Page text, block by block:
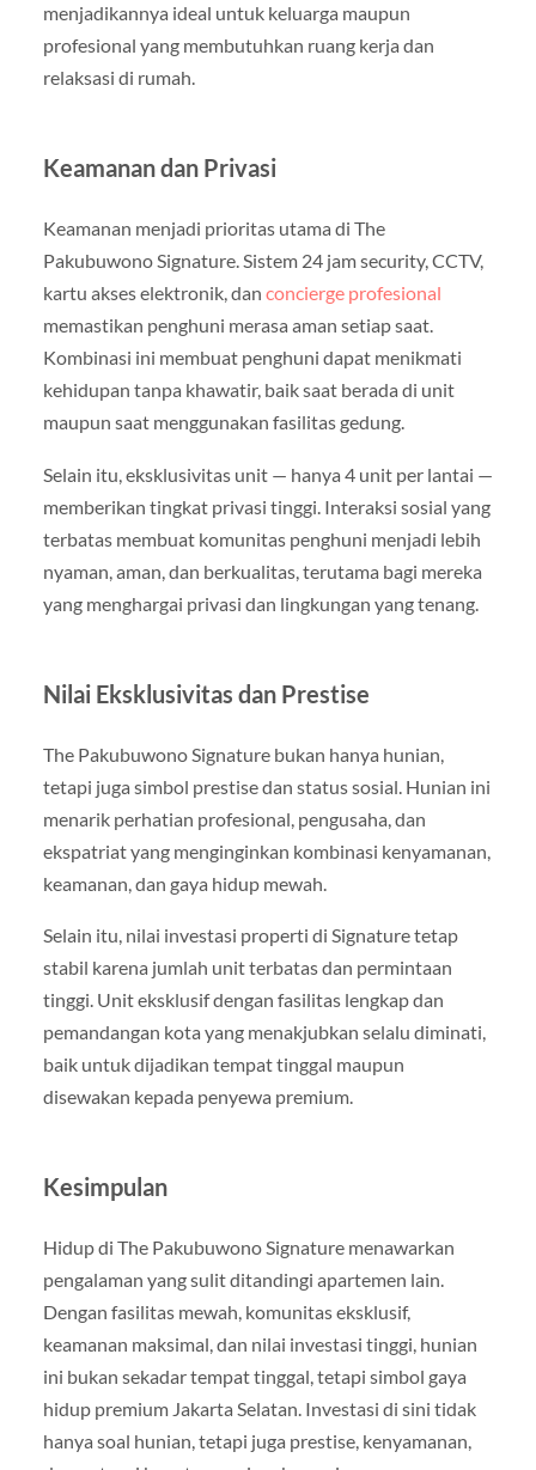
menjadikannya ideal untuk keluarga maupun
profesional yang membutuhkan ruang kerja dan
relaksasi di rumah.
Keamanan dan Privasi
Keamanan menjadi prioritas utama di The
Pakubuwono Signature. Sistem 24 jam security, CCTV,
kartu akses elektronik, dan concierge profesional
memastikan penghuni merasa aman setiap saat.
Kombinasi ini membuat penghuni dapat menikmati
kehidupan tanpa khawatir, baik saat berada di unit
maupun saat menggunakan fasilitas gedung.
Selain itu, eksklusivitas unit — hanya 4 unit per lantai —
memberikan tingkat privasi tinggi. Interaksi sosial yang
terbatas membuat komunitas penghuni menjadi lebih
nyaman, aman, dan berkualitas, terutama bagi mereka
yang menghargai privasi dan lingkungan yang tenang.
Nilai Eksklusivitas dan Prestise
The Pakubuwono Signature bukan hanya hunian,
tetapi juga simbol prestise dan status sosial. Hunian ini
menarik perhatian profesional, pengusaha, dan
ekspatriat yang menginginkan kombinasi kenyamanan,
keamanan, dan gaya hidup mewah.
Selain itu, nilai investasi properti di Signature tetap
stabil karena jumlah unit terbatas dan permintaan
tinggi. Unit eksklusif dengan fasilitas lengkap dan
pemandangan kota yang menakjubkan selalu diminati,
baik untuk dijadikan tempat tinggal maupun
disewakan kepada penyewa premium.
Kesimpulan
Hidup di The Pakubuwono Signature menawarkan
pengalaman yang sulit ditandingi apartemen lain.
Dengan fasilitas mewah, komunitas eksklusif,
keamanan maksimal, dan nilai investasi tinggi, hunian
ini bukan sekadar tempat tinggal, tetapi simbol gaya
hidup premium Jakarta Selatan. Investasi di sini tidak
hanya soal hunian, tetapi juga prestise, kenyamanan,